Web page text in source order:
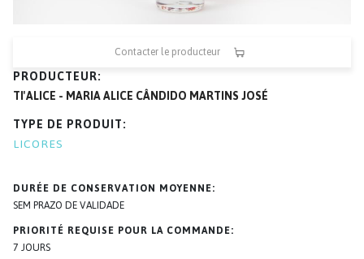
Contacter le producteur
PRODUCTEUR
TI'ALICE - MARIA ALICE CÂNDIDO MARTINS JOSÉ
TYPE DE PRODUIT
LICORES
DURÉE DE CONSERVATION MOYENNE
SEM PRAZO DE VALIDADE
PRIORITÉ REQUISE POUR LA COMMANDE
7 JOURS